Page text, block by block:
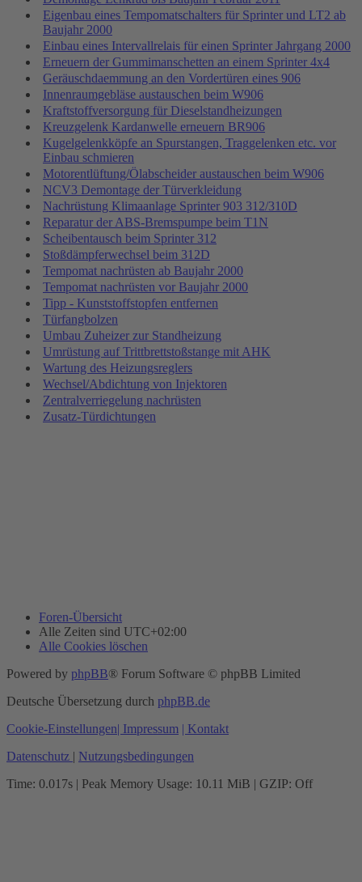
Eigenbau eines Tempomatschalters für Sprinter und LT2 ab
Baujahr 2000
Einbau eines Intervallrelais für einen Sprinter Jahrgang 2000
Erneuern der Gummimanschetten an einem Sprinter 4x4
Geräuschdaemmung an den Vordertüren eines 906
Innenraumgebläse austauschen beim W906
Kraftstoffversorgung für Dieselstandheizungen
Kreuzgelenk Kardanwelle erneuern BR906
Kugelgelenkköpfe an Spurstangen, Traggelenken etc. vor
Einbau schmieren
Motorentlüftung/Ölabscheider austauschen beim W906
NCV3 Demontage der Türverkleidung
Nachrüstung Klimaanlage Sprinter 903 312/310D
Reparatur der ABS-Bremspumpe beim T1N
Scheibentausch beim Sprinter 312
Stoßdämpferwechsel beim 312D
Tempomat nachrüsten ab Baujahr 2000
Tempomat nachrüsten vor Baujahr 2000
Tipp - Kunststoffstopfen entfernen
Türfangbolzen
Umbau Zuheizer zur Standheizung
Umrüstung auf Trittbrettstoßstange mit AHK
Wartung des Heizungsreglers
Wechsel/Abdichtung von Injektoren
Zentralverriegelung nachrüsten
Zusatz-Türdichtungen
Foren-Übersicht
Alle Zeiten sind UTC+02:00
Alle Cookies löschen
Powered by phpBB® Forum Software © phpBB Limited
Deutsche Übersetzung durch phpBB.de
Cookie-Einstellungen| Impressum | Kontakt
Datenschutz | Nutzungsbedingungen
Time: 0.017s | Peak Memory Usage: 10.11 MiB | GZIP: Off